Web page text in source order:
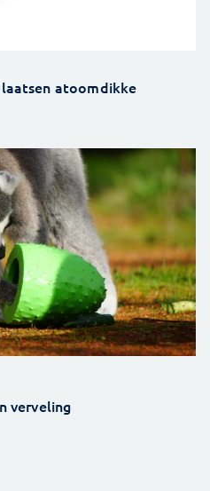
atoomdikke
verveling